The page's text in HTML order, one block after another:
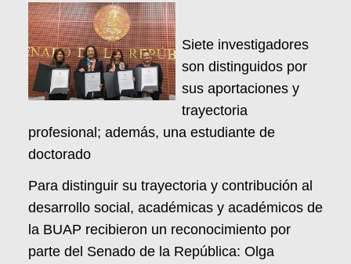
Siete investigadores
son distinguidos por
sus aportaciones y
trayectoria
profesional; además, una estudiante de
doctorado
Para distinguir su trayectoria y contribución al
desarrollo social, académicas y académicos de
la BUAP recibieron un reconocimiento por
parte del Senado de la República: Olga